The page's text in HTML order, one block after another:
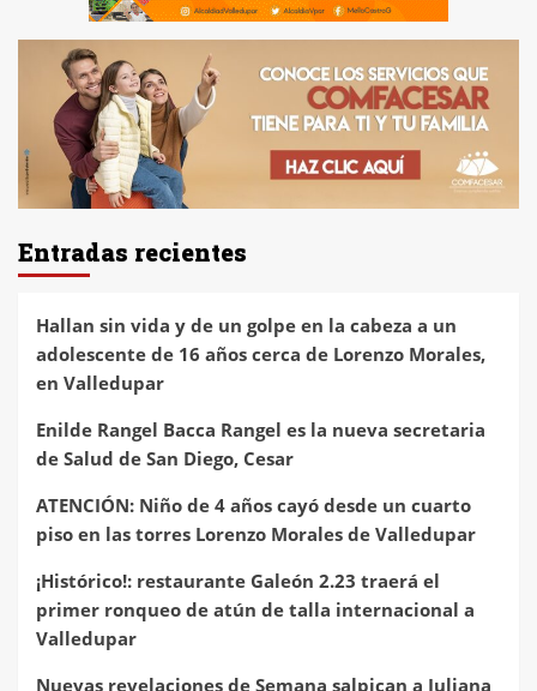
Entradas recientes
Hallan sin vida y de un golpe en la cabeza a un
adolescente de 16 años cerca de Lorenzo Morales,
en Valledupar
Enilde Rangel Bacca Rangel es la nueva secretaria
de Salud de San Diego, Cesar
ATENCIÓN: Niño de 4 años cayó desde un cuarto
piso en las torres Lorenzo Morales de Valledupar
¡Histórico!: restaurante Galeón 2.23 traerá el
primer ronqueo de atún de talla internacional a
Valledupar
Nuevas revelaciones de Semana salpican a Juliana